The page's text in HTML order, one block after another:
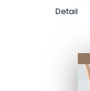
Detail